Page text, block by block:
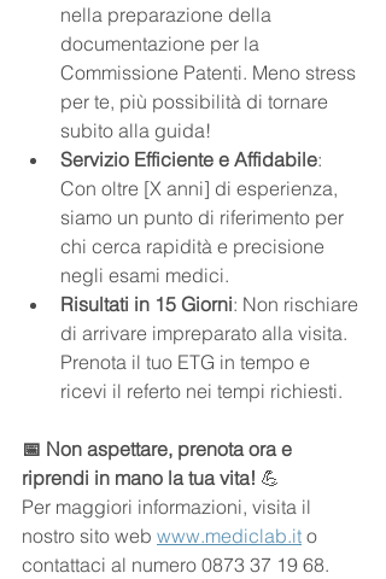
nella preparazione della
documentazione per la
Commissione Patenti. Meno stress
per te, più possibilità di tornare
subito alla guida!
Servizio Efficiente e Affidabile:
Con oltre [X anni] di esperienza,
siamo un punto di riferimento per
chi cerca rapidità e precisione
negli esami medici.
Risultati in 15 Giorni: Non rischiare
di arrivare impreparato alla visita.
Prenota il tuo ETG in tempo e
ricevi il referto nei tempi richiesti.
📅 Non aspettare, prenota ora e
riprendi in mano la tua vita! 💪
Per maggiori informazioni, visita il
nostro sito web www.mediclab.it o
contattaci al numero 0873 37 19 68.